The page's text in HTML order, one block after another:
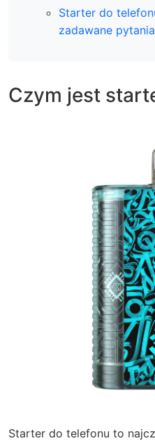
Starter do
zadawane pytania
Czym jest
Starter do telefonu to